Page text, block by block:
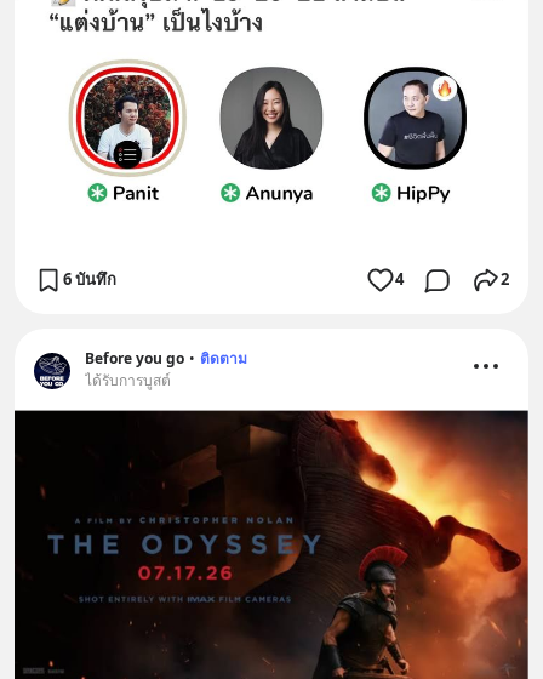
6 บันทึก 4 2
Before you go • ติดตาม
ได้รับการบูสต์